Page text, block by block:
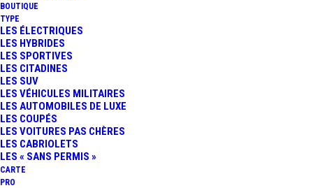
BOUTIQUE
TYPE
LES ÉLECTRIQUES
LES HYBRIDES
LES SPORTIVES
LES CITADINES
LES SUV
LES VÉHICULES MILITAIRES
LES AUTOMOBILES DE LUXE
LES COUPÉS
LES VOITURES PAS CHÈRES
LES CABRIOLETS
LES « SANS PERMIS »
CARTE
PRO